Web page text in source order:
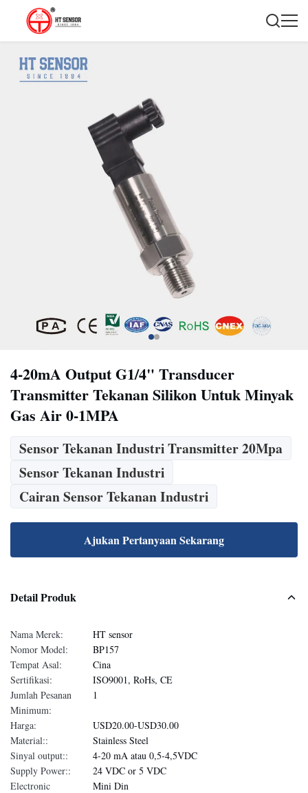
4-20mA Output G1/4" Transducer
Transmitter Tekanan Silikon Untuk Minyak
Gas Air 0-1MPA
Sensor Tekanan Industri Transmitter 20Mpa
Sensor Tekanan Industri
Cairan Sensor Tekanan Industri
Ajukan Pertanyaan Sekarang
Detail Produk
Nama Merek:
HT sensor
Nomor Model:
BP157
Tempat Asal:
Cina
Sertifikasi:
ISO9001, RoHs, CE
Jumlah Pesanan
Minimum:
1
Harga:
USD20.00-USD30.00
Material::
Stainless Steel
Sinyal output::
4-20 mA atau 0,5-4,5VDC
Supply Power::
24 VDC or 5 VDC
Electronic
Mini Din